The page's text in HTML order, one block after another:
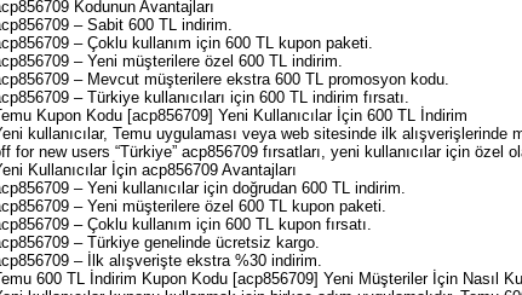
Kodunun Avantajları
– Sabit 600 TL indirim.
– Çoklu kullanım için 600 TL kupon paketi.
– Yeni müşterilere özel 600 TL indirim.
– Mevcut müşterilere ekstra 600 TL promosyon kodu.
– Türkiye kullanıcıları için 600 TL indirim fırsatı.
Kupon Kodu [acp856709] Yeni Kullanıcılar İçin 600 TL İndirim
kullanıcılar, Temu uygulaması veya web sitesinde ilk
for new users “Türkiye” acp856709 fırsatları, yeni kullanıcılar için özel
Kullanıcılar İçin acp856709 Avantajları
– Yeni kullanıcılar için doğrudan 600 TL indirim.
– Yeni müşterilere özel 600 TL kupon paketi.
– Çoklu kullanım için 600 TL kupon fırsatı.
– Türkiye genelinde ücretsiz kargo.
– İlk alışverişte ekstra %30 indirim.
600 TL İndirim Kupon Kodu [acp856709] Yeni Müşteriler İçin Nasıl